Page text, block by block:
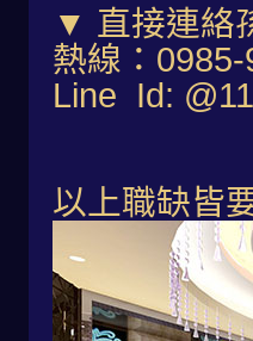
▼ 直接連絡
熱線：
Line Id:
以上職缺皆